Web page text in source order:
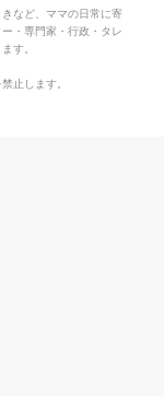
など、ママの日常に寄
・専門家・行政・タレ
す。
止します。